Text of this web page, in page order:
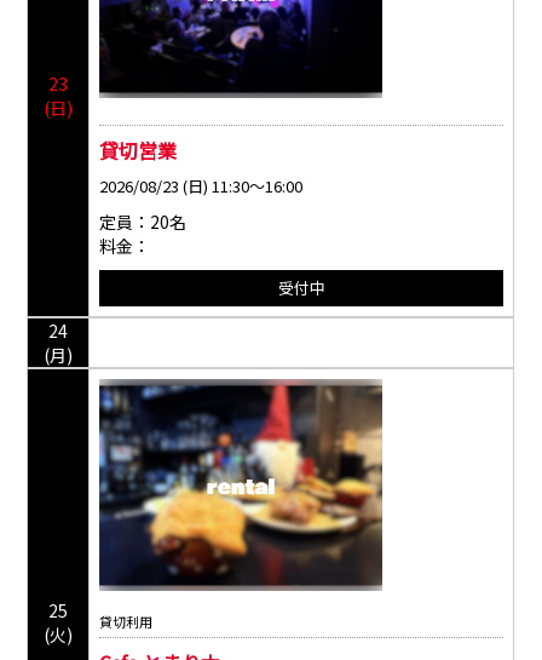
23
(日)
貸切営業
2026/08/23 (日) 11:30～16:00
定員：20名
料金：
受付中
24
(月)
25
(火)
貸切利用